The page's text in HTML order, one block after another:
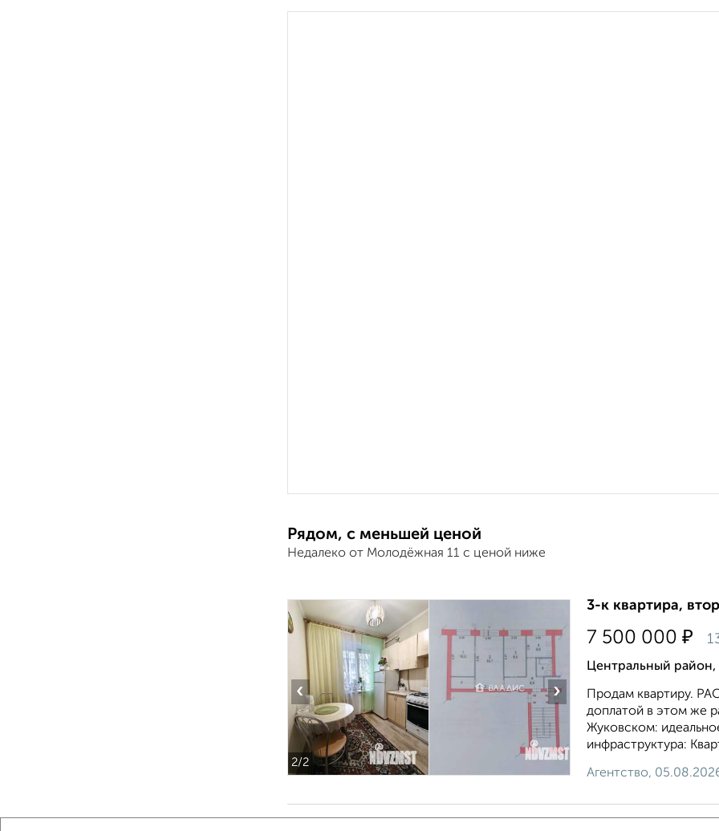
Рядом, с меньшей ценой
Недалеко от Молодёжная 11 с ценой ниже
2/2
‹ ›
3-к квартира,
7 500 000 ₽
Центральный
Продам квартиру.
доплатой в этом же
Жуковском:
инфраструктура:
Агентство,